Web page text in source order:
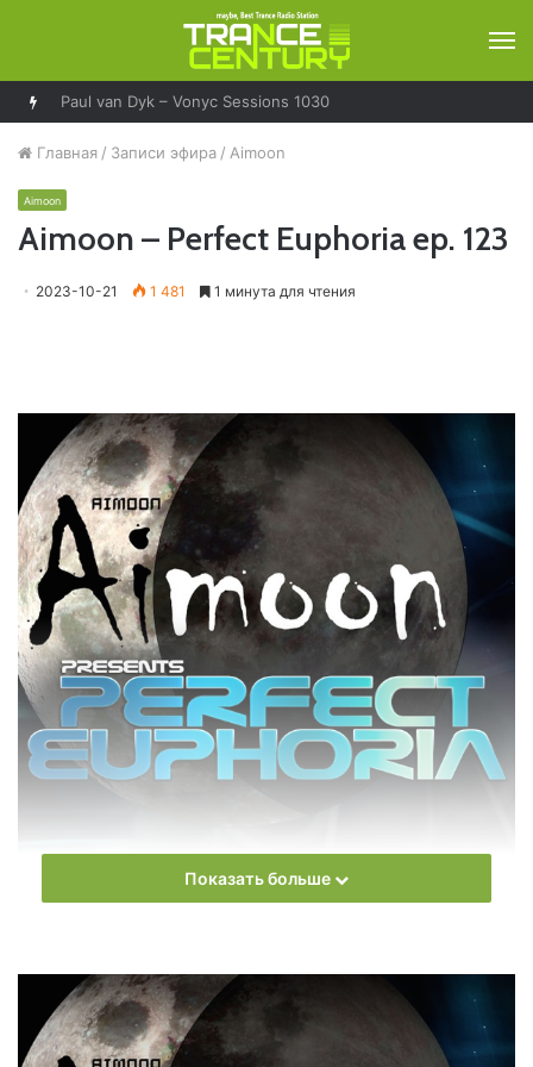
Paul van Dyk – Vonyc Sessions 1030
Главная / Записи эфира / Aimoon
Aimoon
Aimoon – Perfect Euphoria ep. 123
2023-10-21 1 481 1 минута для чтения
Ежемесячное радиошоу Aimoon pres. Perfect Euphoria
Слушать онлайн новый выпуск
Показать больше